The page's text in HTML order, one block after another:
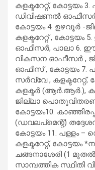
കളക്ടറേറ്റ്, കോട്ടയം
ഡിവിഷണല്‍ ഓഫീസര്‍ ,
കോട്ടയം 4. ഉഴവൂര്‍ -
കളക്ടറേറ്റ് ,
ഓഫീസര്‍, പാലാ 6.
വികസന ഓഫീസര്‍ ,
ഓഫീസ് , കോട്ടയം 7.
സര്‍വ്വേ , കളക്ടറേറ്റ്,
കളക്ടര്‍ (ആര്‍.ആര്‍.),
ജില്ലാ
കോട്ടയം10.
(ഡവലപ്മെന്റ്)
കോട്ടയം 11. പള്ളം
കളക്ടറേറ്റ്, കോട്ടയം
ചങ്ങനാശേരി (1
സാമ്പത്തിക സ്ഥിതി